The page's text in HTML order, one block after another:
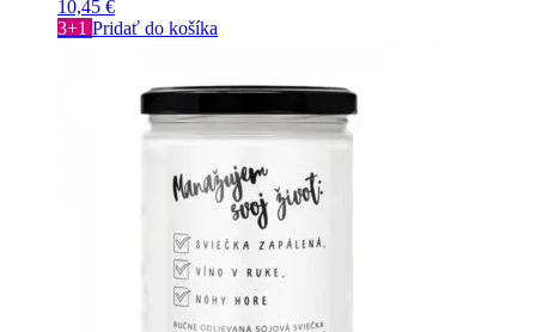
10,45 €
3+1 Pridať do košíka